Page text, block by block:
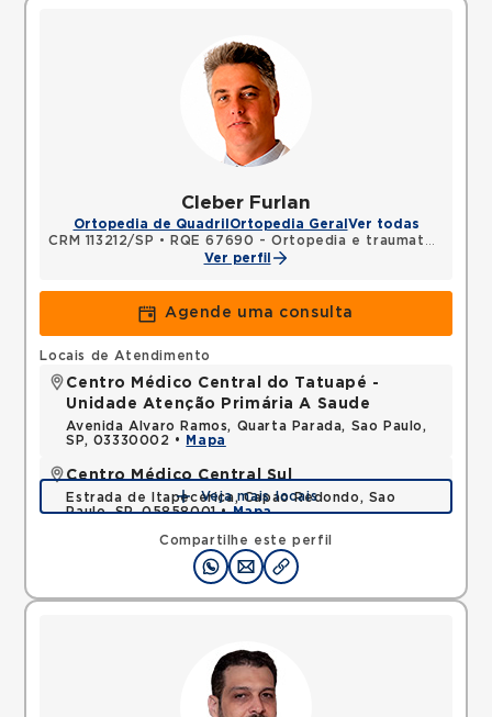
Cleber Furlan
Ortopedia de Quadril Ortopedia Geral Ver todas
CRM 113212/SP •
RQE 67690 - Ortopedia e traumatologia
Ver perfil
Agende uma consulta
Compartilhe este perfil
Locais de Atendimento
Centro Médico Central do Tatuapé -
Unidade Atenção Primária A Saude
Avenida Alvaro Ramos, Quarta Parada, Sao Paulo,
SP, 03330002 •
Mapa
Centro Médico Central Sul
Estrada de Itapecerica, Capao Redondo, Sao
Paulo, SP, 05858001 •Mapa
Veja mais locais